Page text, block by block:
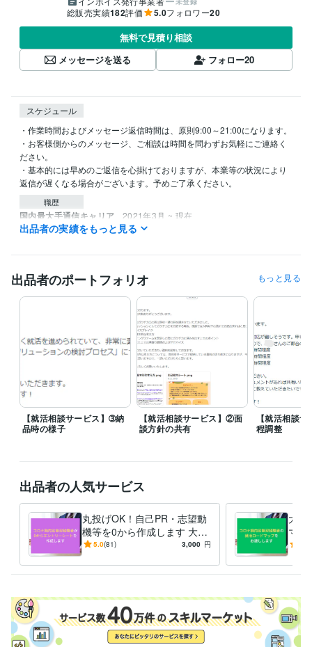
総販売実績182評価 5.0フォロワー20
無料で見積り相談
メッセージを送る
フォロー20
スケジュール
・作業時間およびメッセージ返信時間は、原則9:00～21:00になります。
・お客様側からのメッセージ、ご相談は時間を問わずお気軽にご連絡く
ださい。
・基本的には早めのご返信を心掛けておりますが、本業等の状況により
返信が遅くなる場合がございます。予めご了承ください。
職歴
国内最大手通信キャリア 2021年3月 ~ 現在
2024/06/01 プラチナランク獲得 2024/07/04 販売件数100件突破
資格・検定
情報処理技術者（応用情報技術者）
情報処理技術者（基本情報技術者）
日商簿記検定3級 取得年 : 2020年
プログラミング言語・フレームワーク
HTML:2年Java:1年Python:1年
学習指導・資格・キャリア相談 応募書類全体の添削・作成
企業研究
や業界研究の代行
就活全般のご相談
GMARCH理系 2017年3月 ~ 2021年2月
語学力
英語 ビジネスレベル
出品者の実績をもっと見る
出品者のポートフォリオ もっと見る
【就活相談サービス】➂納
品時の様子
【就活相談サービス】②面
談方針の共有
【就活相談
程調整
出品者の人気サービス
丸投げOK！自己PR・志望動
機等を0から作成します 大手
複数内定者がESを0から作成
数
5.0(81) 3,000 円
大手
マッ
定へ